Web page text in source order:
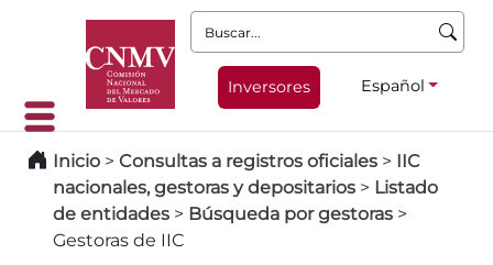
Buscar:
Inversores Español
Inicio > Consultas a registros oficiales > IIC
nacionales, gestoras y depositarios > Listado
de entidades > Búsqueda por gestoras >
Gestoras de IIC